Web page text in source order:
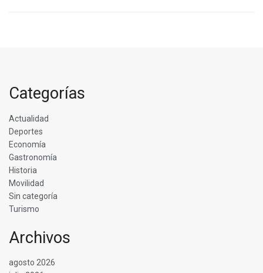
Categorías
Actualidad
Deportes
Economía
Gastronomía
Historia
Movilidad
Sin categoría
Turismo
Archivos
agosto 2026